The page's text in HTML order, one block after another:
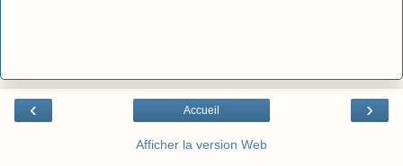
‹ ›
Accueil
Afficher la version Web